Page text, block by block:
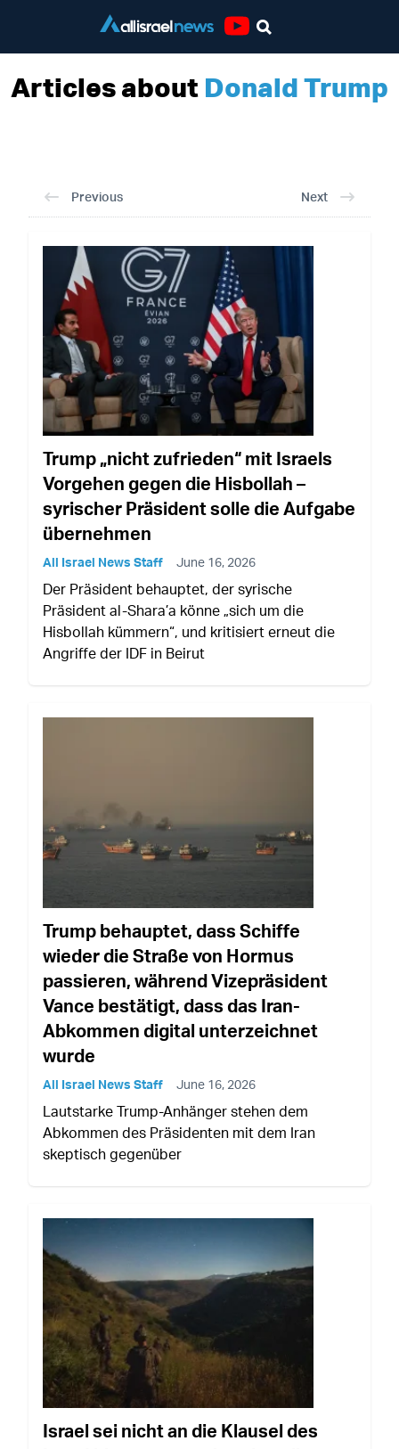
Articles about Donald Trump
Previous Next
Trump „nicht zufrieden“ mit Israels
Vorgehen gegen die Hisbollah –
syrischer Präsident solle die Aufgabe
übernehmen
All Israel News Staff June 16, 2026
Der Präsident behauptet, der syrische
Präsident al-Shara’a könne „sich um die
Hisbollah kümmern“, und kritisiert erneut die
Angriffe der IDF in Beirut
Trump behauptet, dass Schiffe
wieder die Straße von Hormus
passieren, während Vizepräsident
Vance bestätigt, dass das Iran-
Abkommen digital unterzeichnet
wurde
All Israel News Staff June 16, 2026
Lautstarke Trump-Anhänger stehen dem
Abkommen des Präsidenten mit dem Iran
skeptisch gegenüber
Israel sei nicht an die Klausel des